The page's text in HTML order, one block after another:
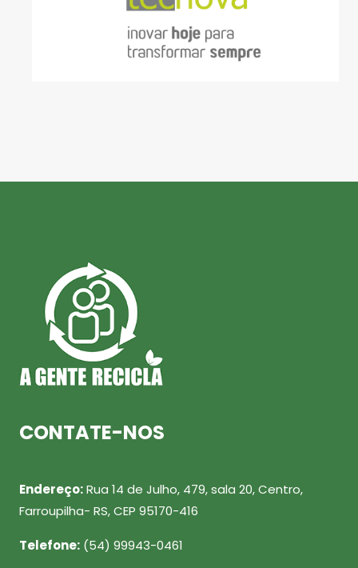
CONTATE-NOS
Endereço:Rua 14 de Julho, 479, sala 20, Centro,
Farroupilha- RS, CEP 95170-416
Telefone: (54) 99943-0461